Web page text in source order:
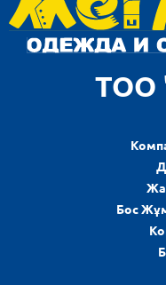
ТОО
Бос